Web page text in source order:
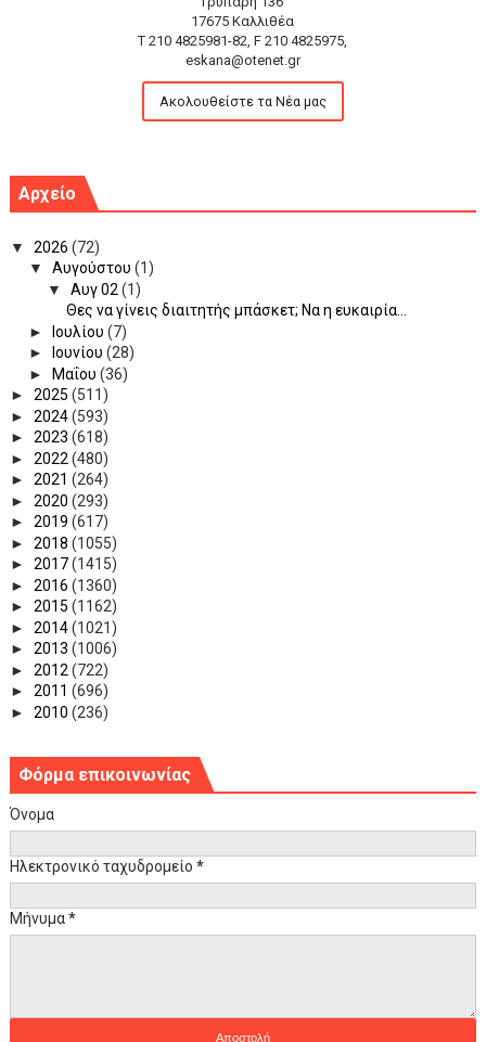
17675 Καλλιθέα
T 210 4825981-82, F 210 4825975,
eskana@otenet.gr
Ακολουθείστε τα Νέα μας
Αρχείο
▼ 2026 (72)
▼ Αυγούστου (1)
▼ Αυγ 02 (1)
Θες να γίνεις διαιτητής μπάσκετ; Να η ευκαιρία...
►
Ιουλίου (7)
►
Ιουνίου (28)
►
Μαΐου (36)
► 2025 (511)
► 2024(593)
► 2023 (618)
► 2022 (480)
► 2021 (264)
► 2020 (293)
► 2019 (617)
► 2018 (1055)
► 2017(1415)
► 2016 (1360)
► 2015 (1162)
► 2014(1021)
► 2013 (1006)
► 2012 (722)
► 2011 (696)
► 2010 (236)
Φόρμα επικοινωνίας
Όνομα
Ηλεκτρονικό ταχυδρομείο *
Μήνυμα*